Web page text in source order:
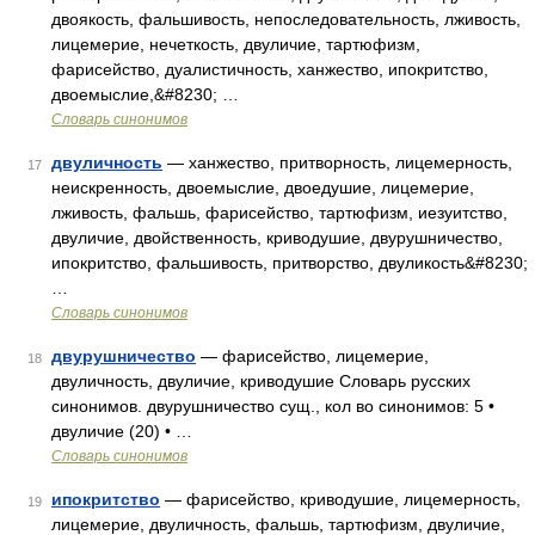
двоякость, фальшивость, непоследовательность, лживость,
лицемерие, нечеткость, двуличие, тартюфизм,
фарисейство, дуалистичность, ханжество, ипокритство,
двоемыслие,&#8230; …
Словарь синонимов
17 двуличность — ханжество, притворность, лицемерность,
неискренность, двоемыслие, двоедушие, лицемерие,
лживость, фальшь, фарисейство, тартюфизм, иезуитство,
двуличие, двойственность, криводушие, двурушничество,
ипокритство, фальшивость, притворство, двуликость&#8230;
Словарь синонимов
18 двурушничество — фарисейство, лицемерие,
двуличность, двуличие, криводушие Словарь русских
синонимов. двурушничество сущ., кол во синонимов: 5 •
двуличие (20) • …
Словарь синонимов
19 ипокритство — фарисейство, криводушие, лицемерность,
лицемерие, двуличность, фальшь, тартюфизм, двуличие,